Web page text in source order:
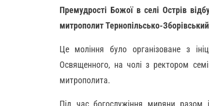
Премудрості Божої в селі Острів
митрополит Тернопільсько-
Це моління було організоване з
Освященного, на чолі з ректором
митрополита.
Під час богослужіння миряни разом